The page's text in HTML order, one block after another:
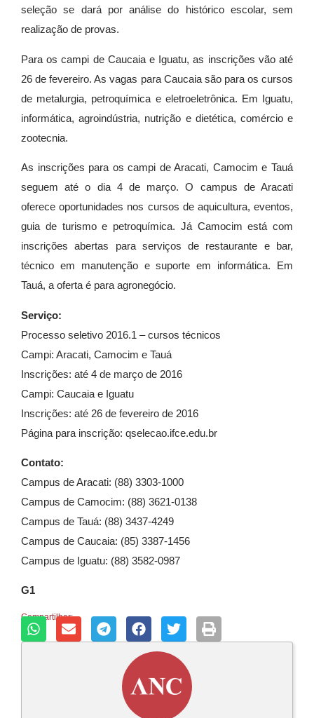
seleção se dará por análise do histórico escolar, sem
realização de provas.
Para os campi de Caucaia e Iguatu, as inscrições vão até
26 de fevereiro. As vagas para Caucaia são para os cursos
de metalurgia, petroquímica e eletroeletrônica. Em Iguatu,
informática, agroindústria, nutrição e dietética, comércio e
zootecnia.
As inscrições para os campi de Aracati, Camocim e Tauá
seguem até o dia 4 de março. O campus de Aracati
oferece oportunidades nos cursos de aquicultura, eventos,
guia de turismo e petroquímica. Já Camocim está com
inscrições abertas para serviços de restaurante e bar,
técnico em manutenção e suporte em informática. Em
Tauá, a oferta é para agronegócio.
Serviço:
Processo seletivo 2016.1 – cursos técnicos
Campi: Aracati, Camocim e Tauá
Inscrições: até 4 de março de 2016
Campi: Caucaia e Iguatu
Inscrições: até 26 de fevereiro de 2016
Página para inscrição: qselecao.ifce.edu.br
Contato:
Campus de Aracati: (88) 3303-1000
Campus de Camocim: (88) 3621-0138
Campus de Tauá: (88) 3437-4249
Campus de Caucaia: (85) 3387-1456
Campus de Iguatu: (88) 3582-0987
G1
Compartilhar: